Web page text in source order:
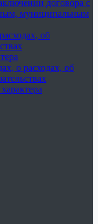
договора с
муниципальным
об
о расходах, об